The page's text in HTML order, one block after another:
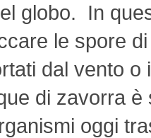
globo. In
le spore
dal vento o
di zavorra è
oggi